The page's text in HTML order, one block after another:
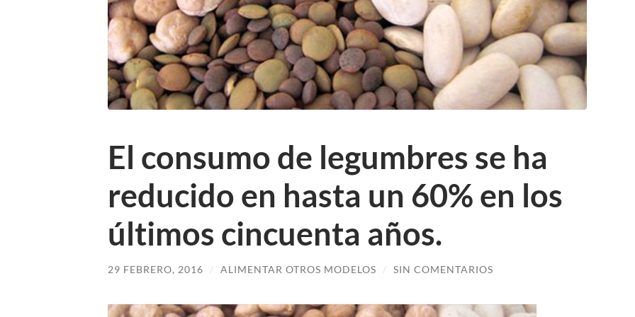
El consumo de legumbres se ha
reducido en hasta un 60% en los
últimos cincuenta años.
29 FEBRERO, 2016 / ALIMENTAR OTROS MODELOS / SIN COMENTARIOS